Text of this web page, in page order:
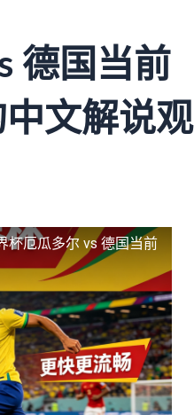
德国当前
文解说观
杯厄瓜多尔 vs 德国当前